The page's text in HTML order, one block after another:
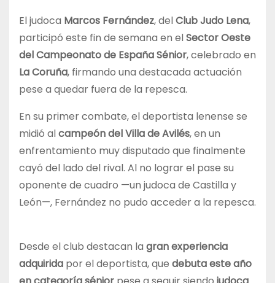
El judoca Marcos Fernández, delClub Judo Lena,
participó este fin de semana en elSector Oeste
del Campeonato de España Sénior, celebrado en
La Coruña, firmando una destacada actuación
pese a quedar fuera de la repesca.
En su primer combate, el deportista lenense se
midió alcampeón del Villa de Avilés, en un
enfrentamiento muy disputado que finalmente
cayó del lado del rival. Al no lograr el pase su
oponente de cuadro —un judoca de Castilla y
León—, Fernández no pudo acceder a la repesca.
Desde el club destacan la gran experiencia
adquirida por el deportista, que debuta este año